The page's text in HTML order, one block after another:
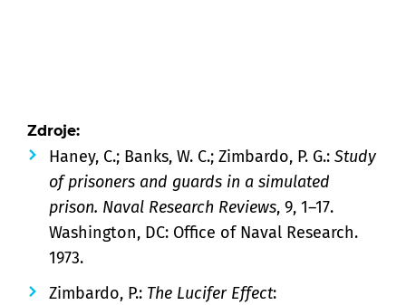
Zdroje:
Haney, C.; Banks, W. C.; Zimbardo, P. G.: Study
of prisoners and guards in a simulated
prison. Naval Research Reviews, 9, 1–17.
Washington, DC: Office of Naval Research.
1973.
Zimbardo, P.: The Lucifer Effect: